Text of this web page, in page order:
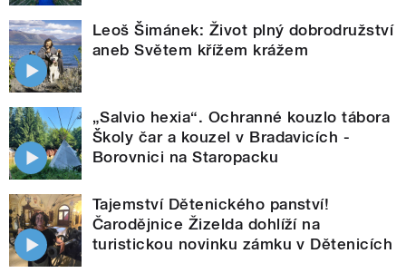
Leoš Šimánek: Život plný dobrodružství
aneb Světem křížem krážem
„Salvio hexia“. Ochranné kouzlo tábora
Školy čar a kouzel v Bradavicích -
Borovnici na Staropacku
Tajemství Dětenického panství!
Čarodějnice Žizelda dohlíží na
turistickou novinku zámku v Dětenicích